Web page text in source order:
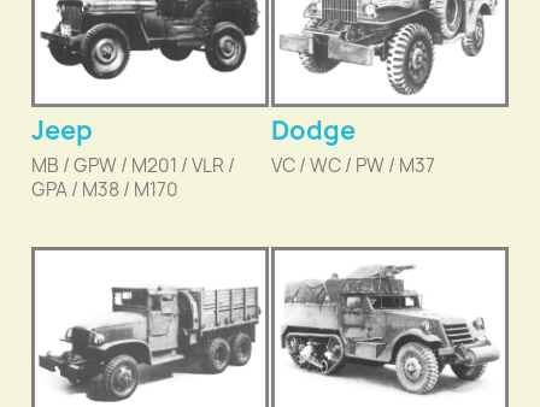
Jeep
MB / GPW / M201 / VLR /
GPA / M38 / M170
Dodge
VC / WC / PW / M37